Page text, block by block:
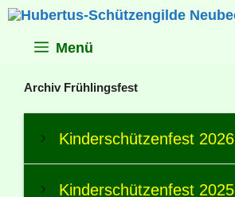
Zum
Inhalt
Menü
Archiv Frühlingsfest
Kinderschützenfest 2026
Kinderschützenfest 2025